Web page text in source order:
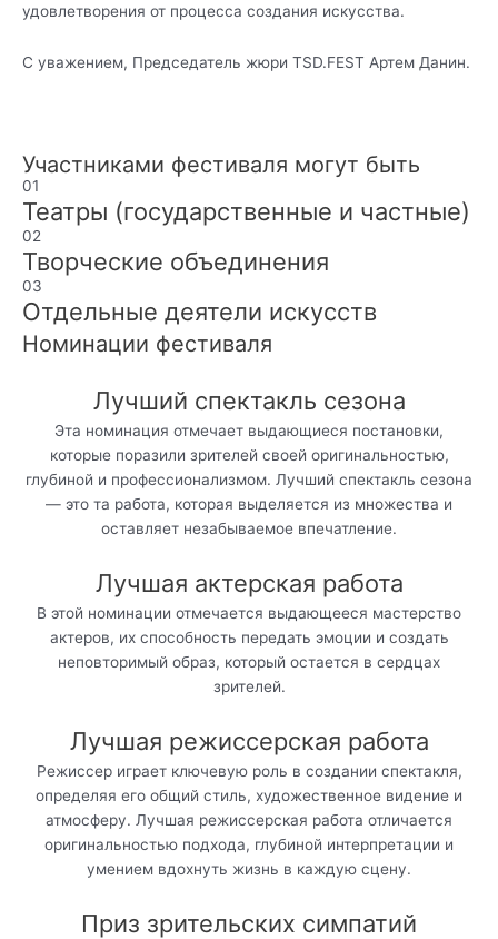
удовлетворения от процесса создания искусства.
С уважением, Председатель жюри TSD.FEST Артем Данин.
Участниками фестиваля могут быть
01
Театры (государственные и частные)
02
Творческие объединения
03
Отдельные деятели искусств
Номинации фестиваля
Лучший спектакль сезона
Эта номинация отмечает выдающиеся постановки,
которые поразили зрителей своей оригинальностью,
глубиной и профессионализмом. Лучший спектакль сезона
— это та работа, которая выделяется из множества и
оставляет незабываемое впечатление.
Лучшая актерская работа
В этой номинации отмечается выдающееся мастерство
актеров, их способность передать эмоции и создать
неповторимый образ, который остается в сердцах
зрителей.
Лучшая режиссерская работа
Режиссер играет ключевую роль в создании спектакля,
определяя его общий стиль, художественное видение и
атмосферу. Лучшая режиссерская работа отличается
оригинальностью подхода, глубиной интерпретации и
умением вдохнуть жизнь в каждую сцену.
Приз зрительских симпатий